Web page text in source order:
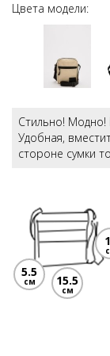
Цвета модели:
Стильно! Модно!
Удобная,
стороне сумки
5.5
см 15.5
см